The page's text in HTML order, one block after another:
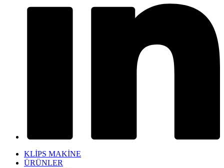
KLİPS MAKİNE
ÜRÜNLER